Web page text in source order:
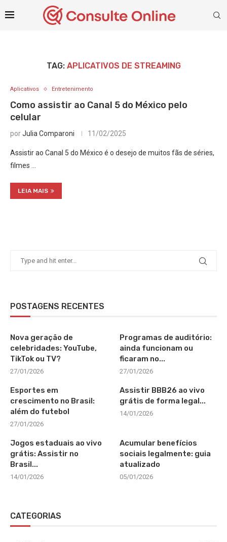
TAG: APLICATIVOS DE STREAMING
Aplicativos Entretenimento
Como assistir ao Canal 5 do México pelo
celular
porJulia Comparoni 11/02/2025
Assistir ao Canal 5 do México é o desejo de muitos fãs de séries,
filmes …
LEIA MAIS
POSTAGENS RECENTES
Nova geração de
celebridades: YouTube,
TikTok ou TV?
27/01/2026
Programas de auditório:
ainda funcionam ou
ficaram no...
27/01/2026
Esportes em
crescimento no Brasil:
além do futebol
27/01/2026
Assistir BBB26 ao vivo
grátis de forma legal...
14/01/2026
Jogos estaduais ao vivo
grátis: Assistir no
Brasil...
14/01/2026
Acumular benefícios
sociais legalmente: guia
atualizado
05/01/2026
CATEGORIAS